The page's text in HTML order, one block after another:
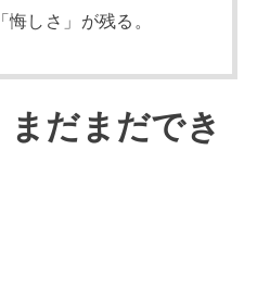
しさ」が残る。
だまだでき